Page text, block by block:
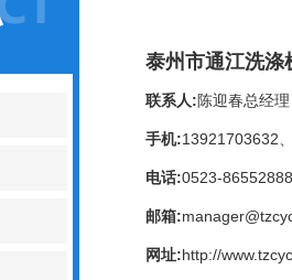
泰州市通江洗涤
联系人:陈迎春总经理
手机:13921703632
电话:0523-
邮箱:
网址:http://